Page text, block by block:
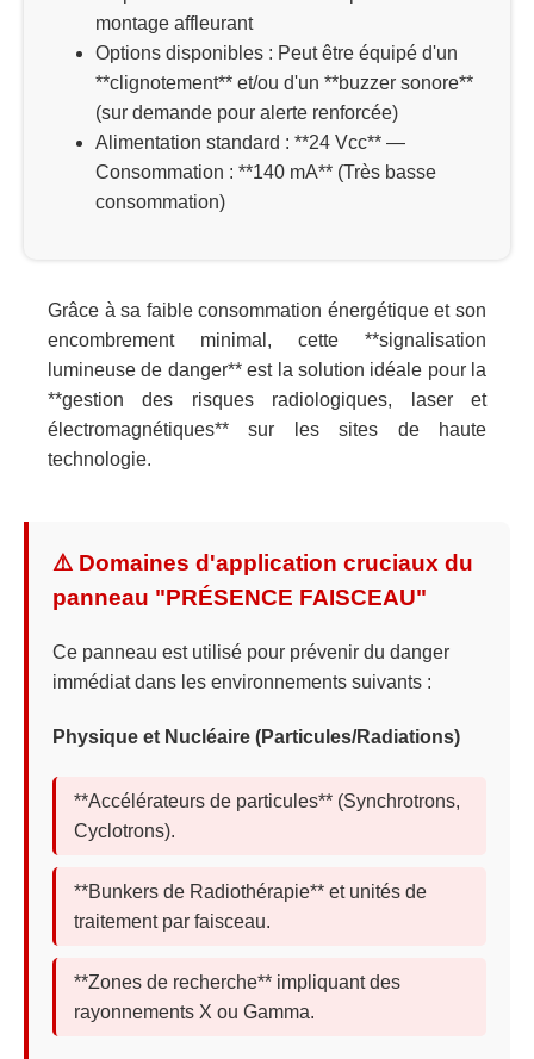
montage affleurant
Options disponibles : Peut être équipé d'un
**clignotement** et/ou d'un **buzzer sonore**
(sur demande pour alerte renforcée)
Alimentation standard : **24 Vcc** —
Consommation : **140 mA** (Très basse
consommation)
Grâce à sa faible consommation énergétique et son
encombrement minimal, cette **signalisation
lumineuse de danger** est la solution idéale pour la
**gestion des risques radiologiques, laser et
électromagnétiques** sur les sites de haute
technologie.
⚠️ Domaines d'application cruciaux du
panneau "PRÉSENCE FAISCEAU"
Ce panneau est utilisé pour prévenir du danger
immédiat dans les environnements suivants :
Physique et Nucléaire (Particules/Radiations)
**Accélérateurs de particules** (Synchrotrons,
Cyclotrons).
**Bunkers de Radiothérapie** et unités de
traitement par faisceau.
**Zones de recherche** impliquant des
rayonnements X ou Gamma.